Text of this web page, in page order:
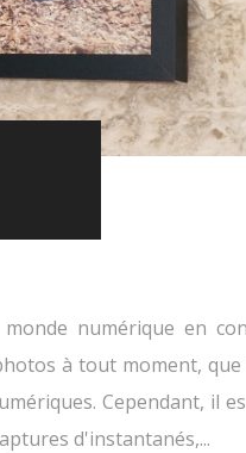
numérique en
à tout moment, que
Cependant, il
d'instantanés,...